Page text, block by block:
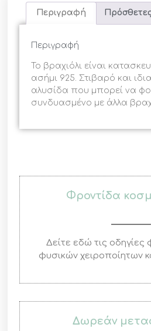
Περιγραφή
Περιγραφή
Το βραχιόλι είναι
ασήμι 925. Στιβαρό και
αλυσίδα που μπορεί να
συνδυασμένο με άλλα
Φροντίδα
Δείτε εδώ τις
φυσικών χειροποίητων
Δωρεάν